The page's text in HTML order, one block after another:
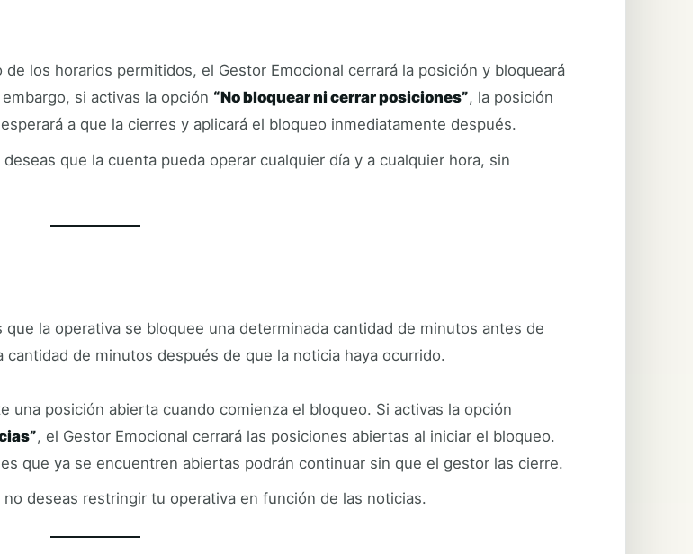
los horarios permitidos, el Gestor Emocional cerrará la posición y bloqueará
si activas la opción “No bloquear ni cerrar posiciones”, la posición
a que la cierres y aplicará el bloqueo inmediatamente después.
que la cuenta pueda operar cualquier día y a cualquier hora, sin
la operativa se bloquee una determinada cantidad de minutos antes de
de minutos después de que la noticia haya ocurrido.
una posición abierta cuando comienza el bloqueo. Si activas la opción
, el Gestor Emocional cerrará las posiciones abiertas al iniciar el bloqueo.
que ya se encuentren abiertas podrán continuar sin que el gestor las cierre.
deseas restringir tu operativa en función de las noticias.